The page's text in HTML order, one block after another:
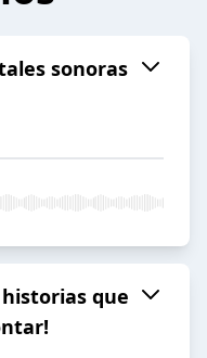
sonoras
historias que